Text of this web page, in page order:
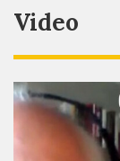
Video